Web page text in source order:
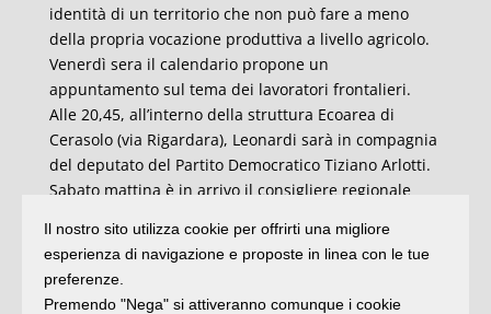
identità di un territorio che non può fare a meno
della propria vocazione produttiva a livello agricolo.
Venerdì sera il calendario propone un
appuntamento sul tema dei lavoratori frontalieri.
Alle 20,45, all’interno della struttura Ecoarea di
Cerasolo (via Rigardara), Leonardi sarà in compagnia
del deputato del Partito Democratico Tiziano Arlotti.
Sabato mattina è in arrivo il consigliere regionale
sport. L’appuntamento, all’interno dell’azienda Grabo
Ballons (ore 11). Questa sera, mercoledì 24 maggio,
alle 20,45, il candidato sindaco di “Insieme per
Il nostro sito utilizza cookie per offrirti una migliore
esperienza di navigazione e proposte in linea con le tue
preferenze.
Premendo "Nega" si attiveranno comunque i cookie